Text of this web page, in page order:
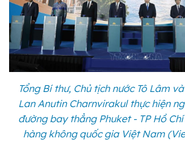
Tổng Bí thư, Chủ tịch nước Tô Lâm
Lan Anutin Charnvirakul thực hiện
đường bay thẳng Phuket - TP Hồ
hàng không quốc gia Việt Nam